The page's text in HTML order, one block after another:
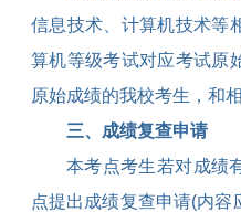
信息技术、计算机技术等
算机等级考试对应考试原
原始成绩的我校考生，和
三、成绩复查申请
本考点考生若对成绩
点提出成绩复查申请(内容